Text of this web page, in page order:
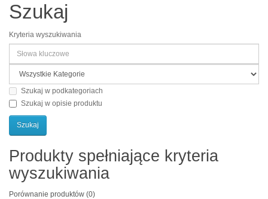
Szukaj
Kryteria wyszukiwania
Szukaj w podkategoriach
Szukaj w opisie produktu
Produkty spełniające kryteria
wyszukiwania
Porównanie produktów (0)